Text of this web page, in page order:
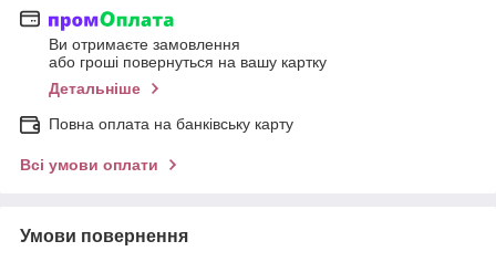
Ви отримаєте замовлення
або гроші повернуться на вашу картку
Детальніше
Повна оплата на банківську карту
Всі умови оплати
Умови повернення